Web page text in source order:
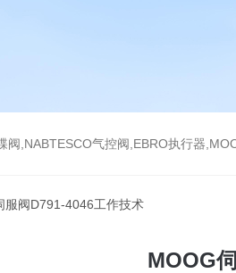
阀,NABTESCO气控阀,EBRO执行器
服阀D791-4046工作技术
MOOG